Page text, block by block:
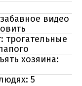
видео
трогательные
хозяина:
5